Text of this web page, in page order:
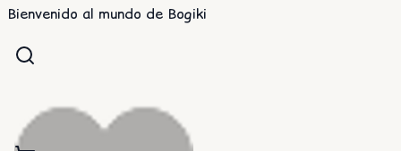
Bienvenido al mundo de Bogiki